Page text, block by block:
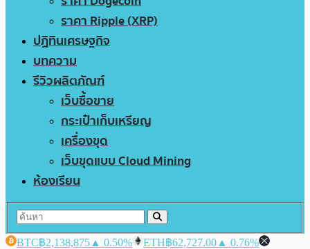
ราคา Ripple (XRP)
ปฏิทินเศรษฐกิจ
บทความ
รีวิวผลิตภัณฑ์
เว็บซื้อขาย
กระเป๋าเก็บเหรียญ
เครื่องขุด
เว็บขุดแบบ Cloud Mining
ห้องเรียน
BTC฿2,138,875 ▲ 0.50% ETH฿62,727.00 ▲ 0.76%